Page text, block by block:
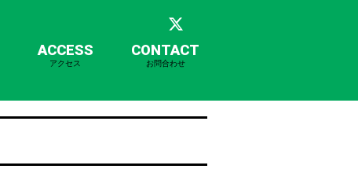
ACCESS
アクセス
CONTACT
お問合わせ